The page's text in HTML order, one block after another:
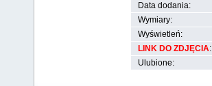
Data dodania:
Wymiary:
Wyświetleń:
LINK DO ZDJĘCIA:
Ulubione: